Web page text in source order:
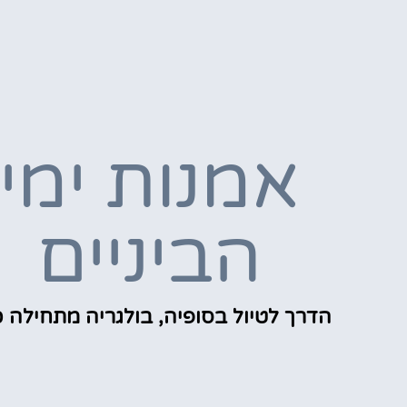
אמנות ימי
הביניים
הדרך לטיול בסופיה, בולגריה מתחילה